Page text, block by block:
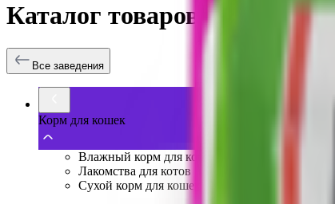
Каталог товаров
Все заведения
Корм для кошек
Влажный корм для кошек
Лакомства для котов
Сухой корм для кошек